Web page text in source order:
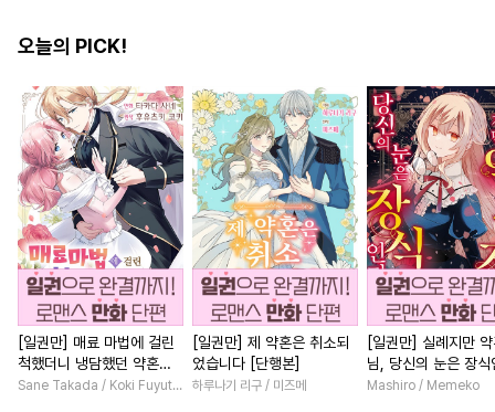
오늘의 PICK!
[일권만] 매료 마법에 걸린
척했더니 냉담했던 약혼자
가 맹목적인 사랑꾼이 되었
Sane Takada / Koki Fuyutsuki
[일권만] 제 약혼은 취소되
었습니다 [단행본]
하루나기 리구 / 미즈메
[일권만] 실례지만
님, 당신의 눈은 장식
요? [단행본]
Mashiro / Memeko